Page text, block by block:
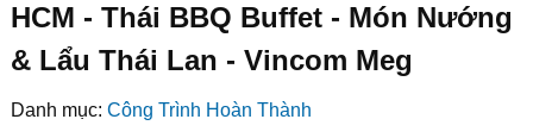
HCM - Thái BBQ Buffet - Món Nướng
& Lẩu Thái Lan - Vincom Meg
Danh mục: Công Trình Hoàn Thành